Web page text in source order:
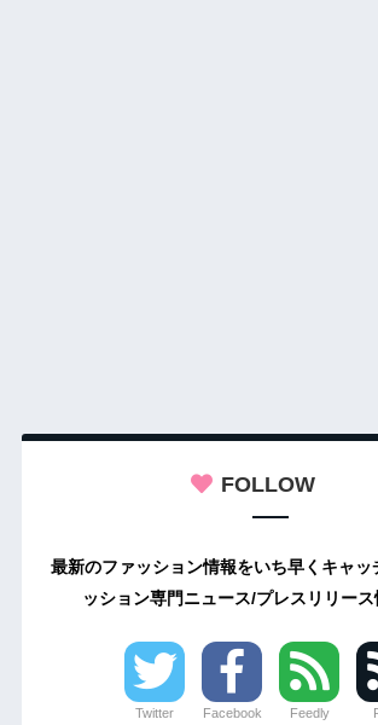
FOLLOW
最新のファッション情報をいち早くキャッ
ッション専門ニュース/プレスリリース
Twitter Facebook Feedly